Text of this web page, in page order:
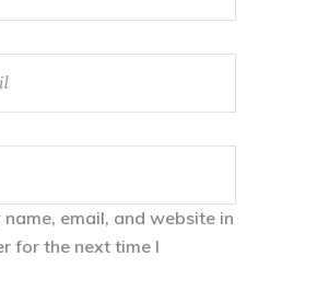
name, email, and website in
for the next time I